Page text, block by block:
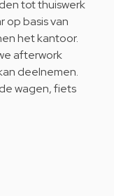
tot thuiswerk
op basis van
het kantoor.
afterwork
deelnemen.
wagen, fiets